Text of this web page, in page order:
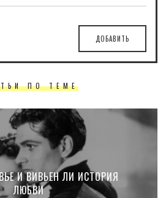
ДОБАВИТЬ
ПО ТЕМЕ
И ВИВЬЕН ЛИ ИСТОРИЯ
ЛЮБВИ